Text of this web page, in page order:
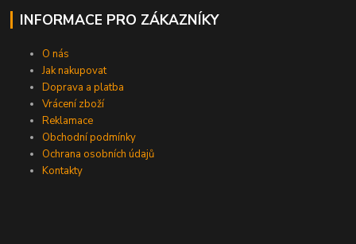
INFORMACE PRO ZÁKAZNÍKY
O nás
Jak nakupovat
Doprava a platba
Vrácení zboží
Reklamace
Obchodní podmínky
Ochrana osobních údajů
Kontakty